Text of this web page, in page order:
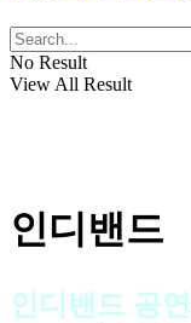
No Result
View All Result
인디밴드
인디밴드 공연